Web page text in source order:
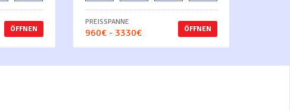
ÖFFNEN ÖFFNEN
PREISSPANNE
960€ - 3330€